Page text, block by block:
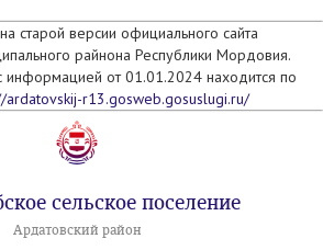
старой версии официального сайта
райнона Республики Мордовия.
информацией от 01.01.2024 находится по
ardatovskij-r13.gosweb.gosuslugi.ru/
сельское поселение
Ардатовский район